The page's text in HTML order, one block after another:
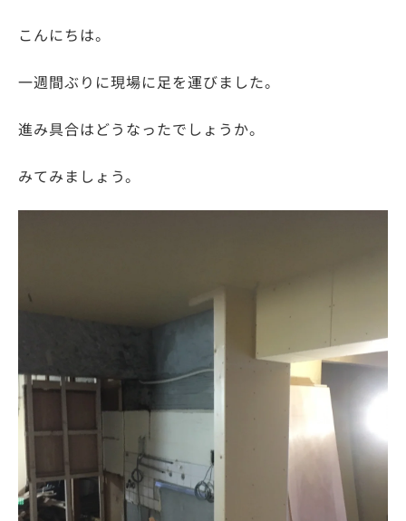
こんにちは。
一週間ぶりに現場に足を運びました。
進み具合はどうなったでしょうか。
みてみましょう。